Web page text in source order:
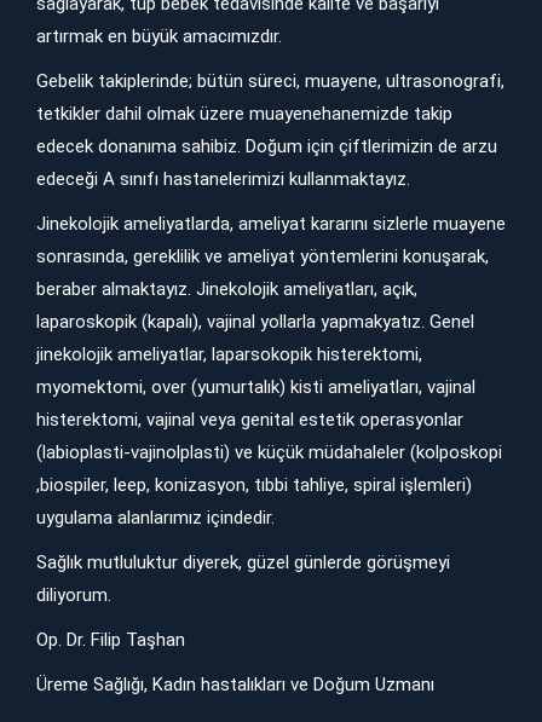
artırmak en büyük amacımızdır.
Gebelik takiplerinde; bütün süreci, muayene, ultrasonografi,
tetkikler dahil olmak üzere muayenehanemizde takip
edecek donanıma sahibiz. Doğum için çiftlerimizin de arzu
edeceği A sınıfı hastanelerimizi kullanmaktayız.
Jinekolojik ameliyatlarda, ameliyat kararını sizlerle muayene
sonrasında, gereklilik ve ameliyat yöntemlerini konuşarak,
beraber almaktayız. Jinekolojik ameliyatları, açık,
laparoskopik (kapalı), vajinal yollarla yapmakyatız. Genel
jinekolojik ameliyatlar, laparsokopik histerektomi,
myomektomi, over (yumurtalık) kisti ameliyatları, vajinal
histerektomi, vajinal veya genital estetik operasyonlar
(labioplasti-vajinolplasti) ve küçük müdahaleler (kolposkopi
,biospiler, leep, konizasyon, tıbbi tahliye, spiral işlemleri)
uygulama alanlarımız içindedir.
Sağlık mutluluktur diyerek, güzel günlerde görüşmeyi
diliyorum.
Op. Dr. Filip Taşhan
Üreme Sağlığı, Kadın hastalıkları ve Doğum Uzmanı